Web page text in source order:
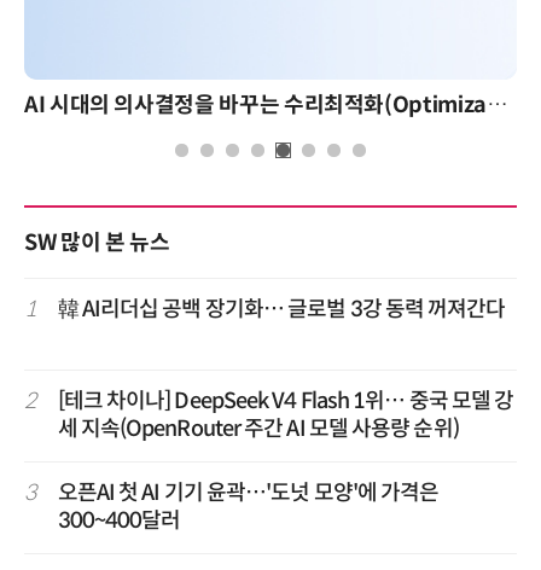
AI 시대의 의사결정을 바꾸는 수리최적화(Optimization): 실제 산업 적용 사례와 활용 전략
SW 많이 본 뉴스
1 韓 AI리더십 공백 장기화… 글로벌 3강 동력 꺼져간다
2
[테크 차이나] DeepSeek V4 Flash 1위… 중국 모델 강
세 지속(OpenRouter 주간 AI 모델 사용량 순위)
3
오픈AI 첫 AI 기기 윤곽…'도넛 모양'에 가격은
300~400달러